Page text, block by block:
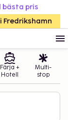
bästa pris
Fredrikshamn
Färja +
Hotell
Multi-
stop